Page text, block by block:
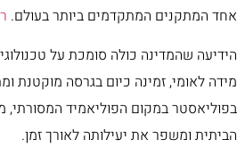
אחד המתקנים המתקדמים ביותר בעולם.
הידיעה שהמדינה כולה סומכת על
מידה לאומי, זמינה כיום בגרסה מוקטנת
בפוליאסטר במקום הפוליאמיד
הביתית ומשפר את יעילותה לאורך זמן.